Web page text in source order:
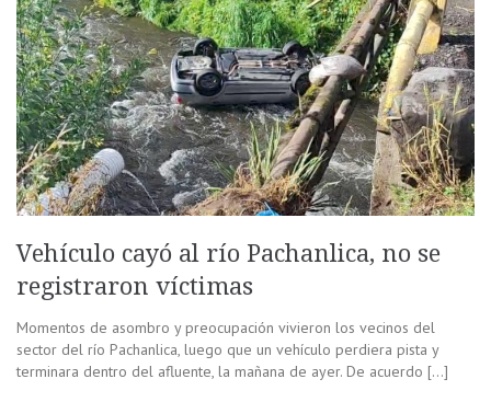
Vehículo cayó al río Pachanlica, no se
registraron víctimas
Momentos de asombro y preocupación vivieron los vecinos del
sector del río Pachanlica, luego que un vehículo perdiera pista y
terminara dentro del afluente, la mañana de ayer. De acuerdo […]